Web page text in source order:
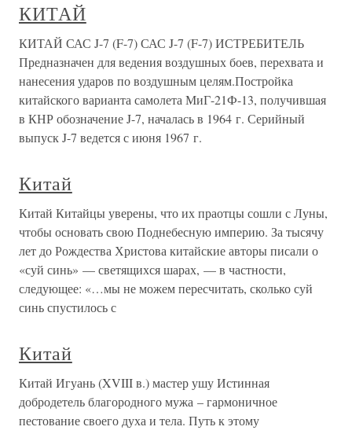
КИТАЙ
КИТАЙ САС J-7 (F-7) САС J-7 (F-7) ИСТРЕБИТЕЛЬ
Предназначен для ведения воздушных боев, перехвата и
нанесения ударов по воздушным целям.Постройка
китайского варианта самолета МиГ-21Ф-13, получившая
в КНР обозначение J-7, началась в 1964 г. Серийный
выпуск J-7 ведется с июня 1967 г.
Китай
Китай Китайцы уверены, что их праотцы сошли с Луны,
чтобы основать свою Поднебесную империю. За тысячу
лет до Рождества Христова китайские авторы писали о
«суй синь» — светящихся шарах, — в частности,
следующее: «…мы не можем пересчитать, сколько суй
синь спустилось с
Китай
Китай Игуань (XVIII в.) мастер ушу Истинная
добродетель благородного мужа – гармоничное
пестование своего духа и тела. Путь к этому